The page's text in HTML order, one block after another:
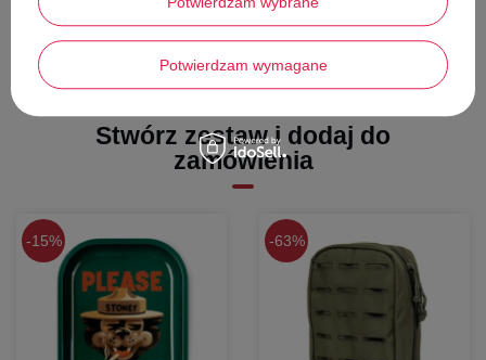
Zwrot możliwy w przypadku braku śladów użytkowania!
Stwórz zestaw i dodaj do
zamówienia
15% 63%
Potwierdzam wymagane